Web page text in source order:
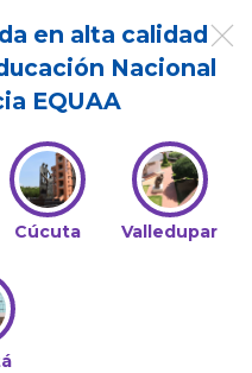
en alta calidad
Nacional
EQUAA
Cúcuta Valledupar